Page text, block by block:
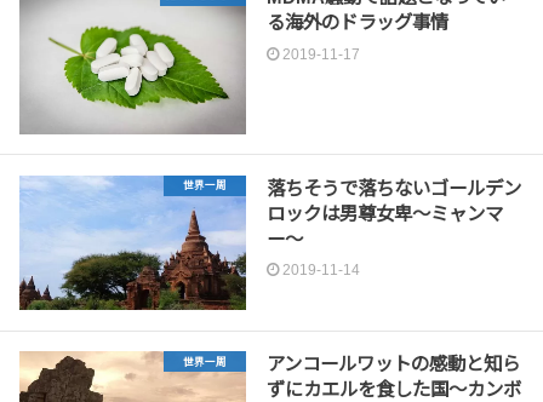
る海外のドラッグ事情
2019-11-17
世界一周
落ちそうで落ちないゴールデン
ロックは男尊女卑〜ミャンマ
ー〜
2019-11-14
世界一周
アンコールワットの感動と知ら
ずにカエルを食した国〜カンボ